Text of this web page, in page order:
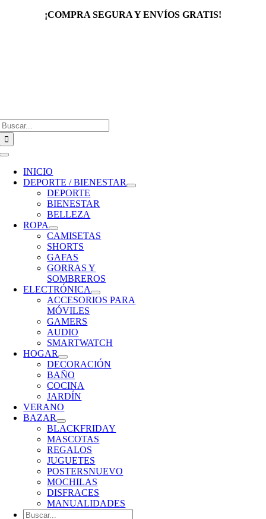
¡COMPRA SEGURA Y ENVÍOS GRATIS!
Toggle
Navigation
INICIO
DEPORTE / BIENESTAR
DEPORTE
BIENESTAR
BELLEZA
ROPA
CAMISETAS
SHORTS
GAFAS
GORRAS Y
SOMBREROS
ELECTRÓNICA
ACCESORIOS PARA
MÓVILES
GAMERS
AUDIO
SMARTWATCH
HOGAR
DECORACIÓN
BAÑO
COCINA
JARDÍN
VERANO
BAZAR
BLACKFRIDAY
MASCOTAS
REGALOS
JUGUETES
POSTERSNUEVO
MOCHILAS
DISFRACES
MANUALIDADES
Buscar: